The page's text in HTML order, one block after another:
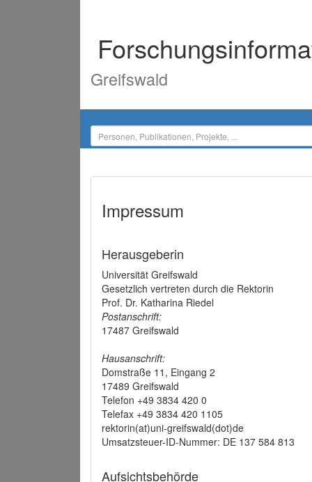
Greifswald
Impressum
Herausgeberin
Universität Greifswald
Gesetzlich vertreten durch die Rektorin
Prof. Dr. Katharina Riedel
Postanschrift:
17487 Greifswald
Hausanschrift:
Domstraße 11, Eingang 2
17489 Greifswald
Telefon +49 3834 420 0
Telefax +49 3834 420 1105
rektorin(at)uni-greifswald(dot)de
Umsatzsteuer-ID-Nummer: DE 137 584 813
Aufsichtsbehörde